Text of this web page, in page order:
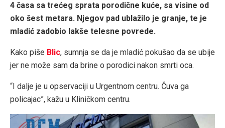
4 časa sa trećeg sprata porodične kuće, sa visine od
oko šest metara. Njegov pad ublažilo je granje, te je
mladić zadobio lakše telesne povrede.
Kako piše Blic, sumnja se da je mladić pokušao da se ubije
jer ne može sam da brine o porodici nakon smrti oca.
“I dalje je u opservaciji u Urgentnom centru. Čuva ga
policajac”, kažu u Kliničkom centru.